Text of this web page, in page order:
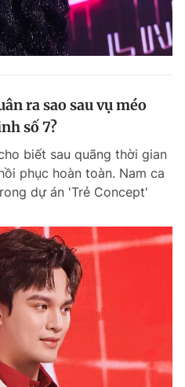
ra sao sau vụ méo
số 7?
biết sau quãng thời gian
phục hoàn toàn. Nam ca
dự án 'Trẻ Concept'